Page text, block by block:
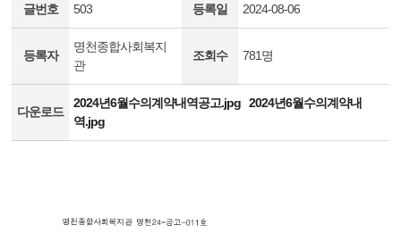
글번호 503 등록일 2024-08-06
등록자
명천종합사회복지
관
조회수 781명
다운로드
2024년6월수의계약내역공고.jpg 2024년6월수의계약내
역.jpg